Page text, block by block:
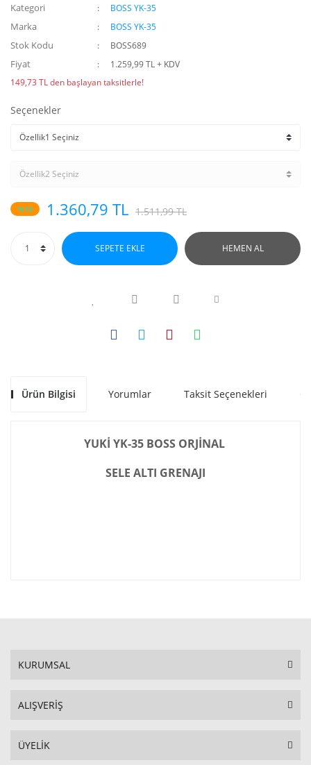
Kategori BOSS YK-35
Marka BOSS YK-35
Stok Kodu BOSS689
Fiyat
1.259,99 TL + KDV
149,73 TL den başlayan taksitlerle!
Seçenekler
%10 1.360,79 TL 1.511,99 TL
SEPETE EKLE HEMEN AL
Ürün Bilgisi Yorumlar Taksit Seçenekleri
YUKİ YK-35 BOSS ORJİNAL
SELE ALTI GRENAJI
KURUMSAL
ALIŞVERİŞ
ÜYELİK